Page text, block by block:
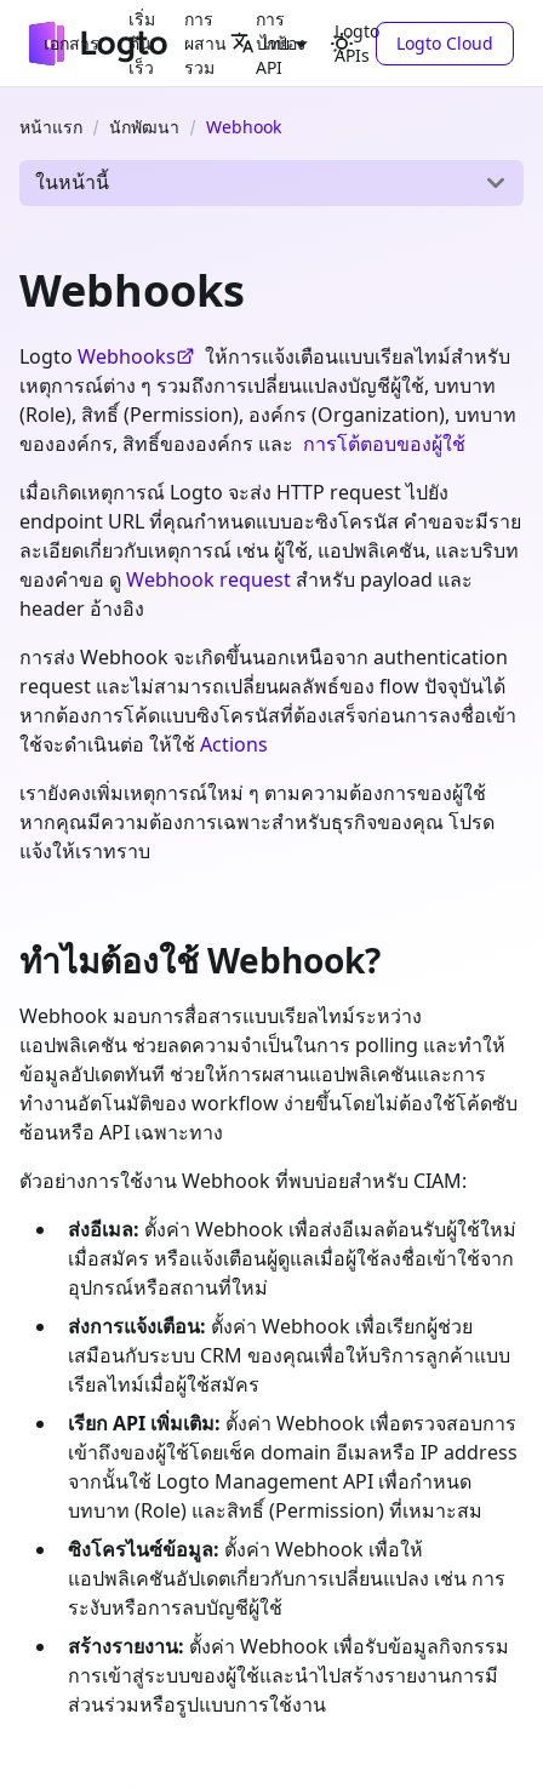
เอกสาร
เริ่ม
ต้น
เร็ว
การ
ผสาน
รวม
การ
ปกป้อง
API
Logto
APIs
ไทย Logto Cloud
หน้าแรก นักพัฒนา Webhook
ในหน้านี้
Webhooks
Logto Webhooks
ให้การแจ้งเตือนแบบเรียลไทม์สำหรับ
เหตุการณ์ต่าง ๆ รวมถึงการเปลี่ยนแปลงบัญชีผู้ใช้, บทบาท
(Role), สิทธิ์ (Permission), องค์กร (Organization), บทบาท
ขององค์กร, สิทธิ์ขององค์กร และ การโต้ตอบของผู้ใช้
เมื่อเกิดเหตุการณ์ Logto จะส่ง HTTP request ไปยัง
endpoint URL ที่คุณกำหนดแบบอะซิงโครนัส คำขอจะมีราย
ละเอียดเกี่ยวกับเหตุการณ์ เช่น ผู้ใช้, แอปพลิเคชัน, และบริบท
ของคำขอ ดูWebhook request สำหรับ payload และ
header อ้างอิง
การส่ง Webhook จะเกิดขึ้นนอกเหนือจาก authentication
request และไม่สามารถเปลี่ยนผลลัพธ์ของ flow ปัจจุบันได้
หากต้องการโค้ดแบบซิงโครนัสที่ต้องเสร็จก่อนการลงชื่อเข้า
ใช้จะดำเนินต่อ ให้ใช้Actions
เรายังคงเพิ่มเหตุการณ์ใหม่ ๆ ตามความต้องการของผู้ใช้
หากคุณมีความต้องการเฉพาะสำหรับธุรกิจของคุณ โปรด
แจ้งให้เราทราบ
ทำไมต้องใช้ Webhook?
Webhook มอบการสื่อสารแบบเรียลไทม์ระหว่าง
แอปพลิเคชัน ช่วยลดความจำเป็นในการ polling และทำให้
ข้อมูลอัปเดตทันที ช่วยให้การผสานแอปพลิเคชันและการ
ทำงานอัตโนมัติของ workflow ง่ายขึ้นโดยไม่ต้องใช้โค้ดซับ
ซ้อนหรือ API เฉพาะทาง
ตัวอย่างการใช้งาน Webhook ที่พบบ่อยสำหรับ CIAM:
ส่งอีเมล: ตั้งค่า Webhook เพื่อส่งอีเมลต้อนรับผู้ใช้ใหม่
เมื่อสมัคร หรือแจ้งเตือนผู้ดูแลเมื่อผู้ใช้ลงชื่อเข้าใช้จาก
อุปกรณ์หรือสถานที่ใหม่
ส่งการแจ้งเตือน: ตั้งค่า Webhook เพื่อเรียกผู้ช่วย
เสมือนกับระบบ CRM ของคุณเพื่อให้บริการลูกค้าแบบ
เรียลไทม์เมื่อผู้ใช้สมัคร
เรียก API เพิ่มเติม: ตั้งค่า Webhook เพื่อตรวจสอบการ
เข้าถึงของผู้ใช้โดยเช็ค domain อีเมลหรือ IP address
จากนั้นใช้ Logto Management API เพื่อกำหนด
บทบาท (Role) และสิทธิ์ (Permission) ที่เหมาะสม
ซิงโครไนซ์ข้อมูล: ตั้งค่า Webhook เพื่อให้
แอปพลิเคชันอัปเดตเกี่ยวกับการเปลี่ยนแปลง เช่น การ
ระงับหรือการลบบัญชีผู้ใช้
สร้างรายงาน: ตั้งค่า Webhook เพื่อรับข้อมูลกิจกรรม
การเข้าสู่ระบบของผู้ใช้และนำไปสร้างรายงานการมี
ส่วนร่วมหรือรูปแบบการใช้งาน